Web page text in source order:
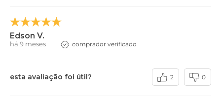
Edson V.
há 9 meses comprador verificado
esta avaliação foi útil? 2 0